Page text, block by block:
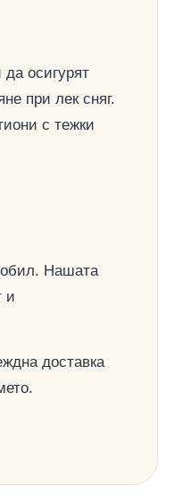
осигурят
при лек сняг.
с тежки
Нашата
и
доставка